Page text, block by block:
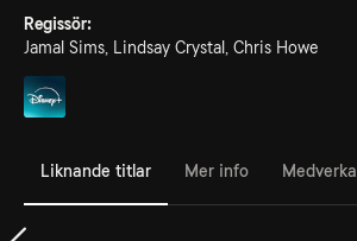
Regissör:
Jamal Sims, Lindsay Crystal, Chris Howe
Liknande titlar Mer info